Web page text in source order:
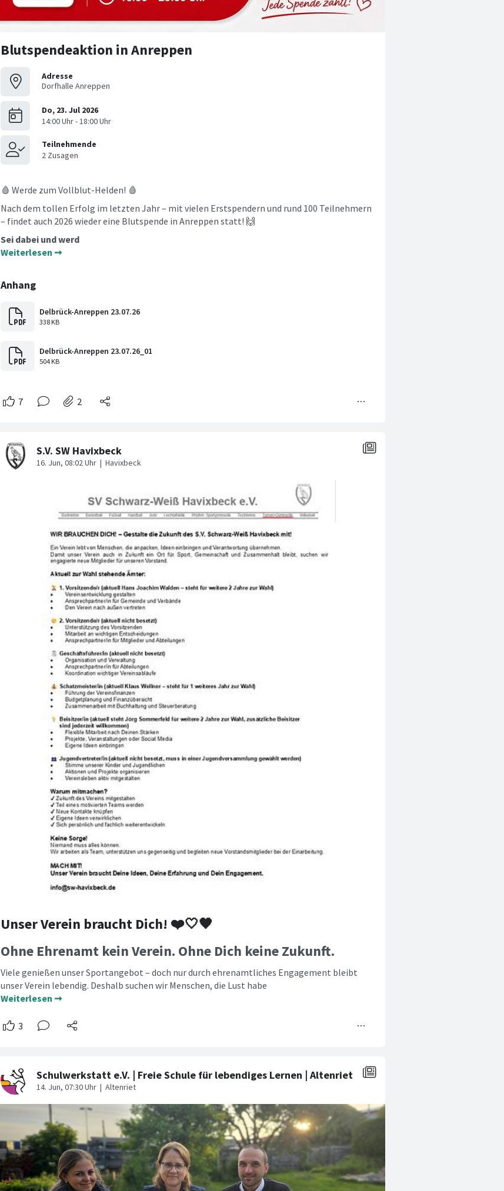
Blutspendeaktion in Anreppen
Adresse
Dorfhalle Anreppen
🩸 Werde zum Vollblut-Helden! 🩸
Nach dem tollen Erfolg im letzten Jahr – mit vielen Erstspendern und rund 100 Teilnehmern
– findet auch 2026 wieder eine Blutspende in Anreppen statt! 🙌
Sei dabei und werd
Weiterlesen ➞
Unser Verein braucht Dich! ❤️🤍🖤
Ohne Ehrenamt kein Verein. Ohne Dich keine Zukunft.
Viele genießen unser Sportangebot – doch nur durch ehrenamtliches Engagement bleibt
unser Verein lebendig. Deshalb suchen wir Menschen, die Lust habe
Weiterlesen ➞